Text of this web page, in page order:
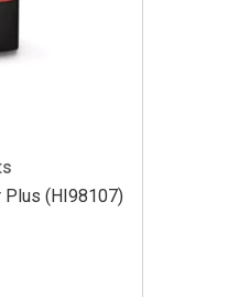
Plus (HI98107)